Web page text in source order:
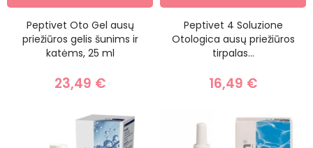
Peptivet Oto Gel ausų
priežiūros gelis šunims ir
katėms, 25 ml
23,49 €
Peptivet 4 Soluzione
Otologica ausų priežiūros
tirpalas...
16,49 €